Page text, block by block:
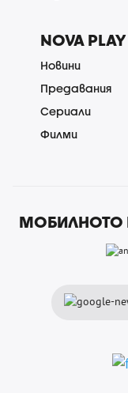
NOVA PLAY
Новини
Предавания
Сериали
Филми
МОБИЛНОТО